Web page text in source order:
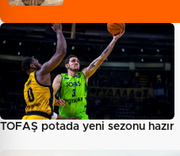
TOFAŞ potada yeni sezonu hazır